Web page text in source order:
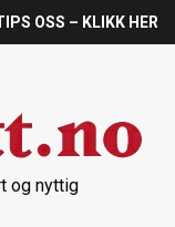
OSS – KLIKK HER
og nyttig